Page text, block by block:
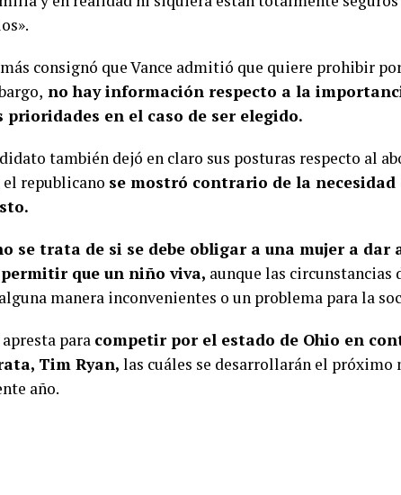
consignó que Vance admitió que quiere prohibir
no hay información respecto a la
prioridades en el caso de ser elegido.
también dejó en claro sus posturas respecto al
el republicano se mostró contrario de la
se trata de si se debe obligar a una mujer a dar
que un niño viva, aunque las circunstancias
manera inconvenientes o un problema para la
para competir por el estado de Ohio en
Tim Ryan, las cuáles se desarrollarán el próximo
año.